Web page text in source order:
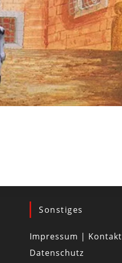
Sonstiges
Impressum | Kontakt
Datenschutz